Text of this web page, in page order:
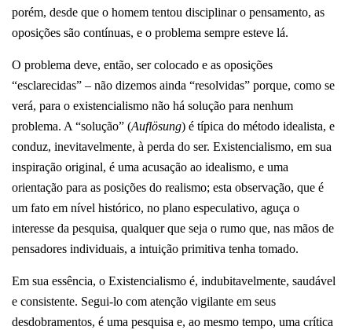
porém, desde que o homem tentou disciplinar o pensamento, as
oposições são contínuas, e o problema sempre esteve lá.
O problema deve, então, ser colocado e as oposições
“esclarecidas” – não dizemos ainda “resolvidas” porque, como se
verá, para o existencialismo não há solução para nenhum
problema. A “solução” (Auflösung) é típica do método idealista, e
conduz, inevitavelmente, à perda do ser. Existencialismo, em sua
inspiração original, é uma acusação ao idealismo, e uma
orientação para as posições do realismo; esta observação, que é
um fato em nível histórico, no plano especulativo, aguça o
interesse da pesquisa, qualquer que seja o rumo que, nas mãos de
pensadores individuais, a intuição primitiva tenha tomado.
Em sua essência, o Existencialismo é, indubitavelmente, saudável
e consistente. Segui-lo com atenção vigilante em seus
desdobramentos, é uma pesquisa e, ao mesmo tempo, uma crítica